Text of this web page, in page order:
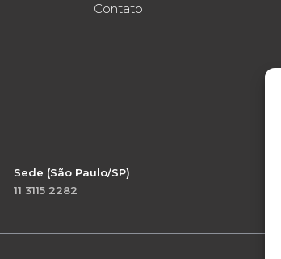
Contato
Sede (São Paulo/SP)
11 3115 2282